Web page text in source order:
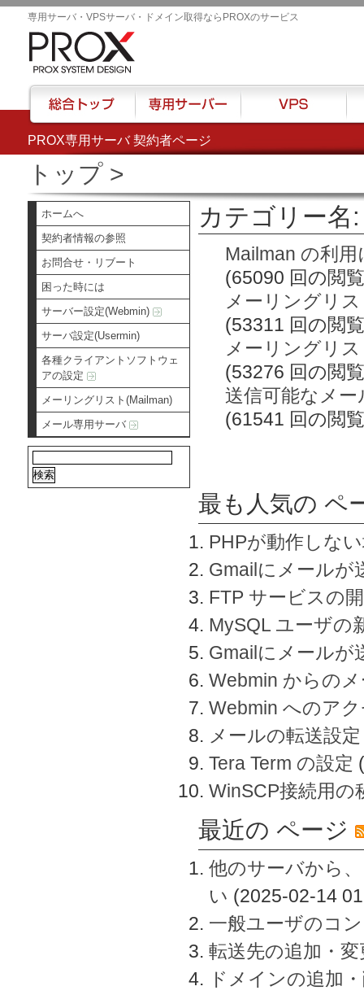
PROX専用サーバ 契約者ページ
専用サーバ・VPSサーバ・ドメイン取得ならPROXのサービス
トップ>
ホームへ
契約者情報の参照
お問合せ・リブート
困った時には
サーバー設定(Webmin)
サーバ設定(Usermin)
各種クライアントソフトウェ
アの設定
メーリングリスト(Mailman)
メール専用サーバ
カテゴリー名
Mailman の利
(65090 回の閲
メーリングリ
(53311 回の閲
メーリングリ
(53276 回の閲
送信可能なメー
(61541 回の閲
最も人気の ペ
PHPが動作しな
Gmailにメールが
FTP サービスの
MySQL ユーザの
Gmailにメールが
Webmin からの
Webmin へのア
メールの転送設定
Tera Term の設定
WinSCP接続用の
最近の ページ
他のサーバから
い (2025-02-14
一般ユーザのコ
転送先の追加・
ドメインの追加
総合トップ 専用サーバー VPS ハ